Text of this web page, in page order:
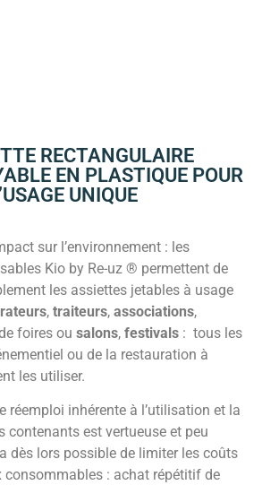
RECTANGULAIRE
EN PLASTIQUE POUR
UNIQUE
sur l’environnement : les
Kio by Re-uz ® permettent de
les assiettes jetables à usage
, traiteurs, associations,
foires ou salons, festivals : tous les
ou de la restauration à
les utiliser.
réemploi inhérente à l’utilisation et la
contenants est vertueuse et peu
dès lors possible de limiter les coûts
consommables : achat répétitif de